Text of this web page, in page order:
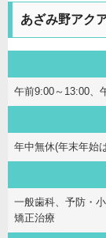
あざみ野アク
午前9:00～13:00、
年中無休(年末年始
一般歯科、予防・
矯正治療